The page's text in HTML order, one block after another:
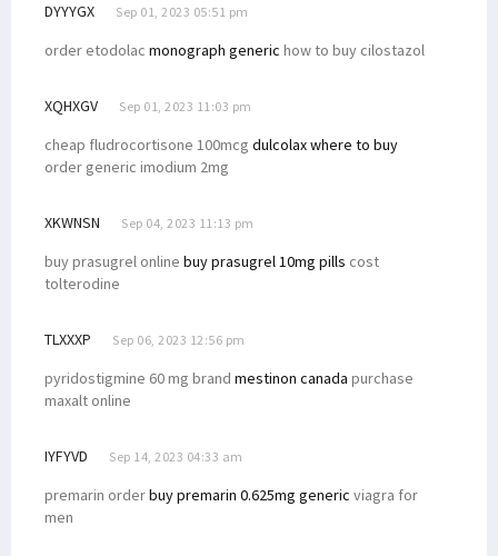
DYYYGX Sep 01, 2023 05:51 pm
order etodolac monograph generic how to buy cilostazol
XQHXGV Sep 01, 2023 11:03 pm
cheap fludrocortisone 100mcg dulcolax where to buy
order generic imodium 2mg
XKWNSN Sep 04, 2023 11:13 pm
buy prasugrel online buy prasugrel 10mg pills cost
tolterodine
TLXXXP Sep 06, 2023 12:56 pm
pyridostigmine 60 mg brand mestinon canada purchase
maxalt online
IYFYVD Sep 14, 2023 04:33 am
premarin orderbuy premarin 0.625mg generic viagra for
men